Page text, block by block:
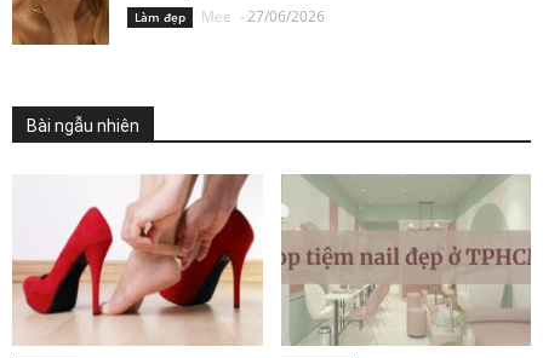
Làm đẹp Mee -27/06/2026
Bài ngẫu nhiên